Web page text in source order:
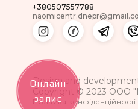
+380507557788
Copyright © 2023 ООО
Полiтика конфiденцiйностi
Design and
Онлайн
запис